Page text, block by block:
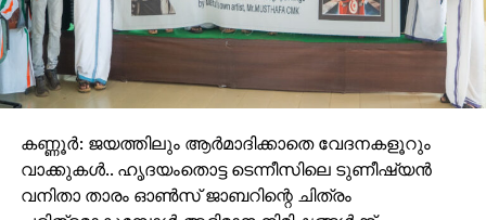
കണ്ണൂര്‍: ജയത്തിലും ആര്‍മാദിക്കാതെ വേദനകളൂറും
വാക്കുകള്‍.. ഹൃദയംതൊട്ട ടെന്നീസിലെ ടുണീഷ്യന്‍
വനിതാ താരം ഓണ്‍സ് ജാബറിന്റെ ചിത്രം